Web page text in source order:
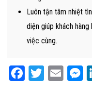
Luôn tận tâm nhiệt
diện giúp khách
việc cùng.
Facebook
Twitter